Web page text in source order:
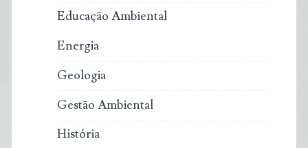
Educação Ambiental
Energia
Geologia
Gestão Ambiental
História